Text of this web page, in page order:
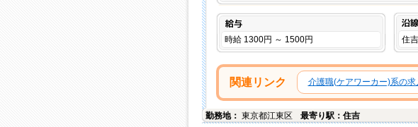
給与
時給 1300円 ～ 1500円 住
関連リンク 介護職(ケアワーカー)系の求
勤務地： 東京都江東区 最寄り駅：住吉